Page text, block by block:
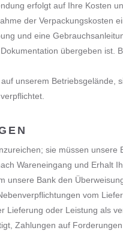
erfolgt auf Ihre Kosten
der Verpackungskosten
und eine
übergeben
unserem
sie müssen unsere
Wareneingang und Erhalt
unsere Bank den
vom
Lieferung oder Leistung als
Zahlungen auf